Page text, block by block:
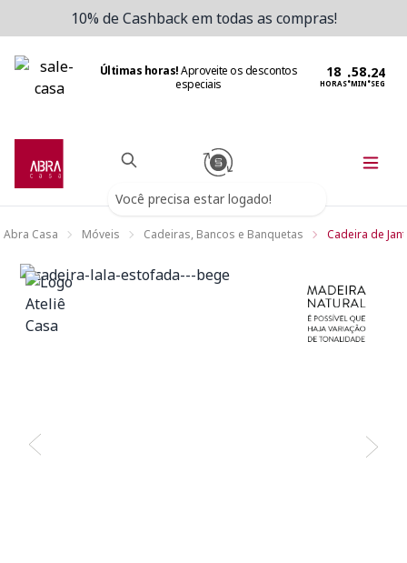
10% de Cashback em todas as compras!
Últimas horas!Aproveite os descontos
especiais
HORAS:MIN:SEG
Você precisa estar logado!
Abra Casa Móveis Cadeiras, Bancos e Banquetas Cadeira de